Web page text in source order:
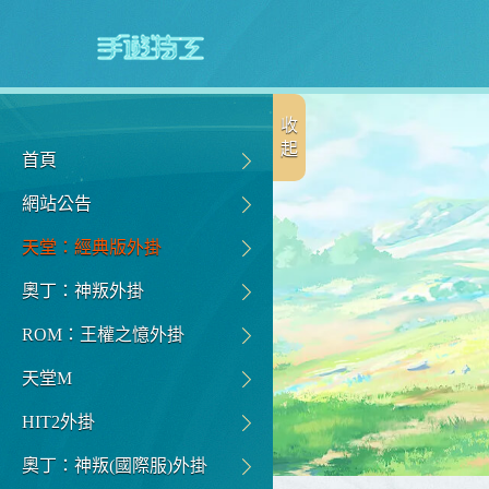
收
起
首頁
網站公告
天堂：經典版外掛
奧丁：神叛外掛
ROM：王權之憶外掛
天堂M
HIT2外掛
奧丁：神叛(國際服)外掛